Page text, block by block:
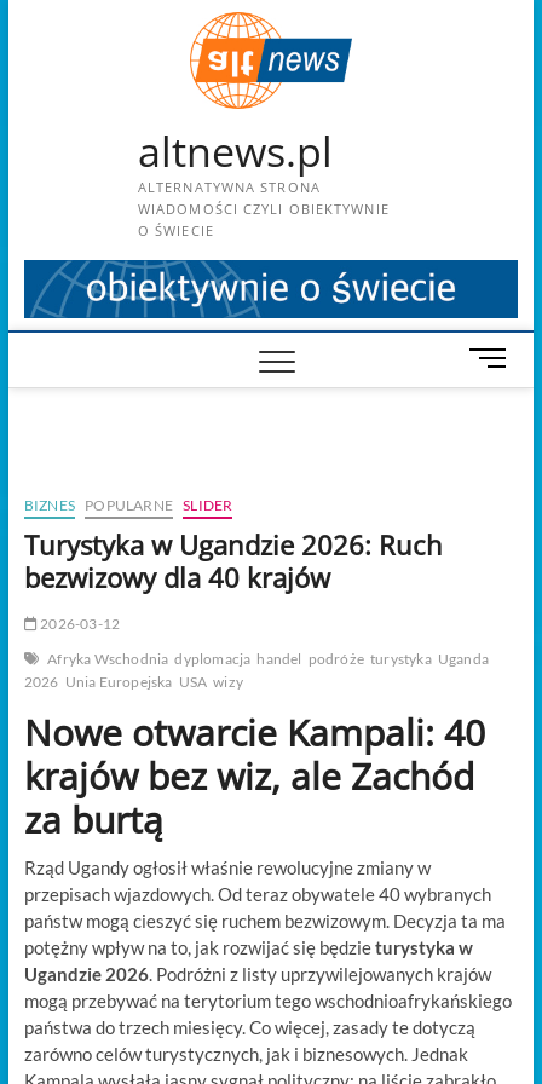
altnews.pl
ALTERNATYWNA STRONA
WIADOMOŚCI CZYLI OBIEKTYWNIE
O ŚWIECIE
M
e
BIZNES POPULARNE SLIDER
Turystyka w Ugandzie 2026: Ruch
bezwizowy dla 40 krajów
2026-03-12
Afryka Wschodnia dyplomacja handel podróże turystyka Uganda
2026 Unia Europejska USA wizy
Nowe otwarcie Kampali: 40
krajów bez wiz, ale Zachód
za burtą
Rząd Ugandy ogłosił właśnie rewolucyjne zmiany w
przepisach wjazdowych. Od teraz obywatele 40 wybranych
państw mogą cieszyć się ruchem bezwizowym. Decyzja ta ma
potężny wpływ na to, jak rozwijać się będzieturystyka w
Ugandzie 2026. Podróżni z listy uprzywilejowanych krajów
mogą przebywać na terytorium tego wschodnioafrykańskiego
państwa do trzech miesięcy. Co więcej, zasady te dotyczą
zarówno celów turystycznych, jak i biznesowych. Jednak